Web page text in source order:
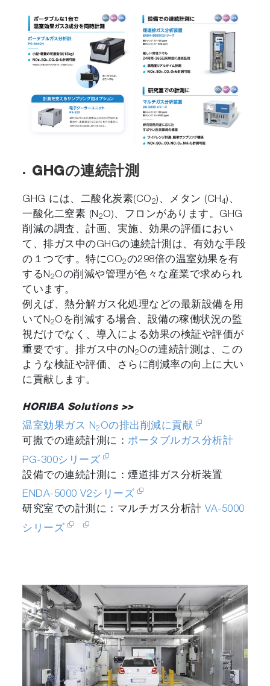
GHGの連続計測
GHG には、二酸化炭素(CO2)、メタン (CH4)、
一酸化二窒素 (N2O)、フロンがあります。GHG
削減の調査、計画、実施、効果の評価におい
て、排ガス中のGHGの連続計測は、有効な手段
の１つです。特にCO2の298倍の温室効果を有
するN2Oの削減や管理が色々な産業で求められ
ています。
例えば、熱分解ガス化処理などの最新設備を用
いてN2Oを削減する場合、設備の稼働状況の監
視だけでなく、導入による効果の検証や評価が
重要です。排ガス中のN2Oの連続計測は、この
ような検証や評価、さらに削減率の向上に大い
に貢献します。
HORIBA Solutions >>
温室効果ガス N2 Oの排出削減に貢献
可搬での連続計測に：ポータブルガス分析計
PG-300シリーズ
設備での連続計測に：煙道排ガス分析装置
ENDA-5000 V2シリーズ
研究室での計測に：マルチガス分析計VA-5000
シリーズ